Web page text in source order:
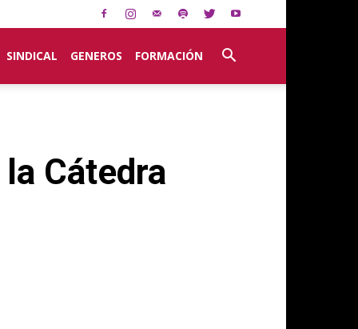
SINDICAL GENEROS FORMACIÓN
Cátedra